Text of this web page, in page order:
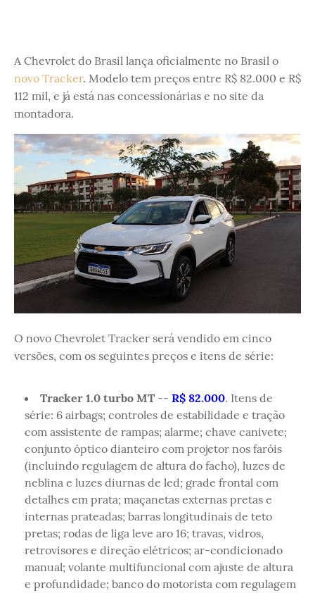
A Chevrolet do Brasil lança oficialmente no Brasil o
novo Tracker. Modelo tem preços entre R$ 82.000 e R$
112 mil, e já está nas concessionárias e no site da
montadora.
O novo Chevrolet Tracker será vendido em cinco
versões, com os seguintes preços e itens de série:
Tracker 1.0 turbo MT -- R$ 82.000. Itens de
série: 6 airbags; controles de estabilidade e tração
com assistente de rampas; alarme; chave canivete;
conjunto óptico dianteiro com projetor nos faróis
(incluindo regulagem de altura do facho), luzes de
neblina e luzes diurnas de led; grade frontal com
detalhes em prata; maçanetas externas pretas e
internas prateadas; barras longitudinais de teto
pretas; rodas de liga leve aro 16; travas, vidros,
retrovisores e direção elétricos; ar-condicionado
manual; volante multifuncional com ajuste de altura
e profundidade; banco do motorista com regulagem